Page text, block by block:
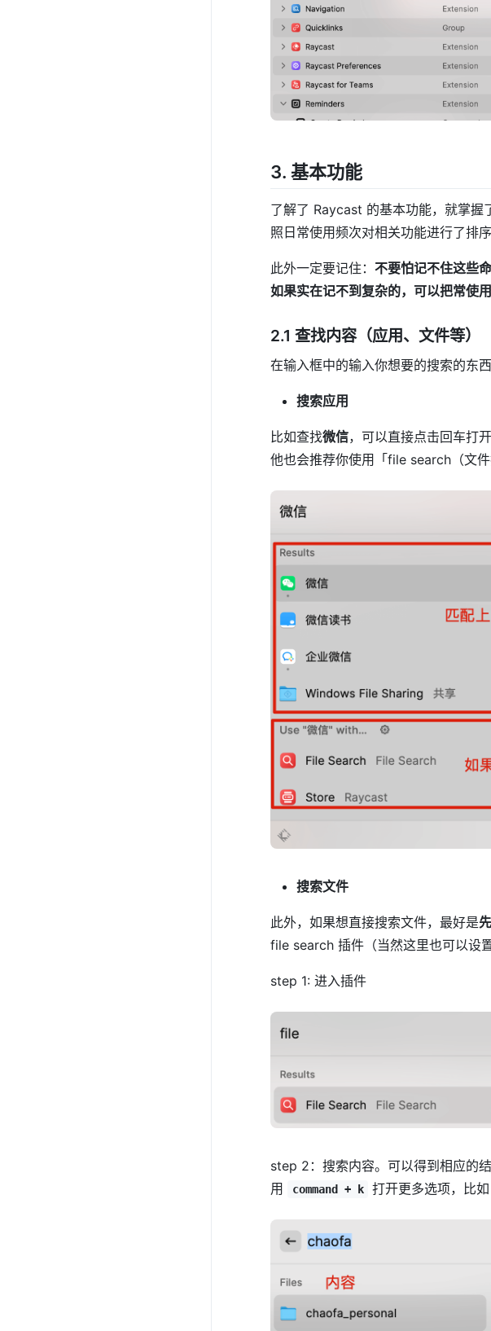
3. 基本功能
了解了 Raycast 的基本功能，就掌握
照日常使用频次对相关功能进行了排序
此外一定要记住： 不要怕记不住这些
如果实在记不到复杂的，可以把常使
2.1 查找内容（应用、文件等）
在输入框中的输入你想要的搜索的东
搜索应用
比如查找微信，可以直接点击回车打
他也会推荐你使用「file search（文
搜索文件
此外，如果想直接搜索文件，最好是
file search 插件（当然这里也可以设置
step 1: 进入插件
step 2：搜索内容。可以得到相应的
用
command + k 打开更多选项，比如